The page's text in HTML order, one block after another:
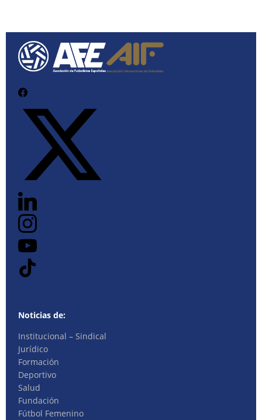
Noticias de:
Institucional – Sindical
Jurídico
Formación
Deportivo
Salud
Fundación
Fútbol Femenino